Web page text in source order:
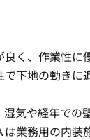
く、作業性に
下地の動きに
気や経年での
業務用の内装